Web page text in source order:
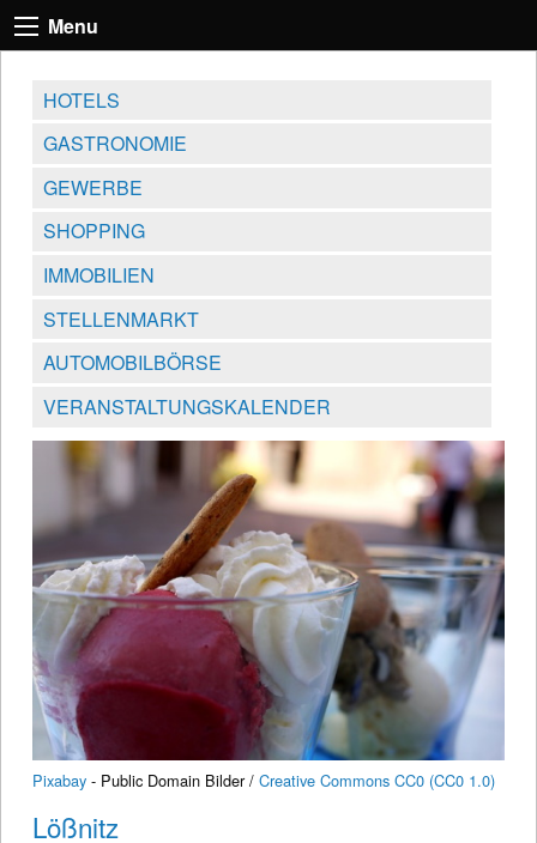
Menu
HOTELS
GASTRONOMIE
GEWERBE
SHOPPING
IMMOBILIEN
STELLENMARKT
AUTOMOBILBÖRSE
VERANSTALTUNGSKALENDER
Pixabay - Public Domain Bilder / Creative Commons CC0 (CC0 1.0)
Lößnitz